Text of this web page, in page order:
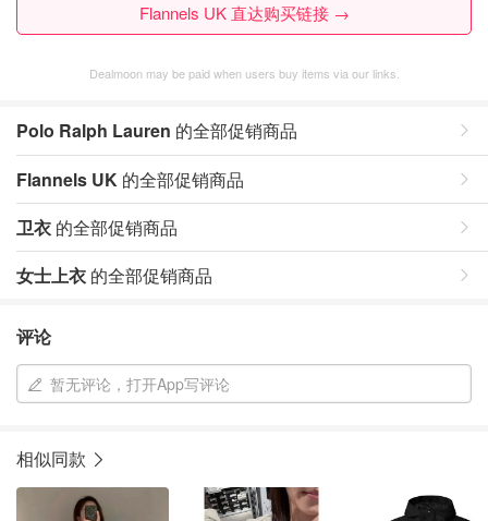
Flannels UK 直达购买链接 →
Dealmoon may be paid when users buy items via our links.
Polo Ralph Lauren 的全部促销商品
Flannels UK 的全部促销商品
卫衣 的全部促销商品
女士上衣 的全部促销商品
评论
暂无评论，打开App写评论
相似同款